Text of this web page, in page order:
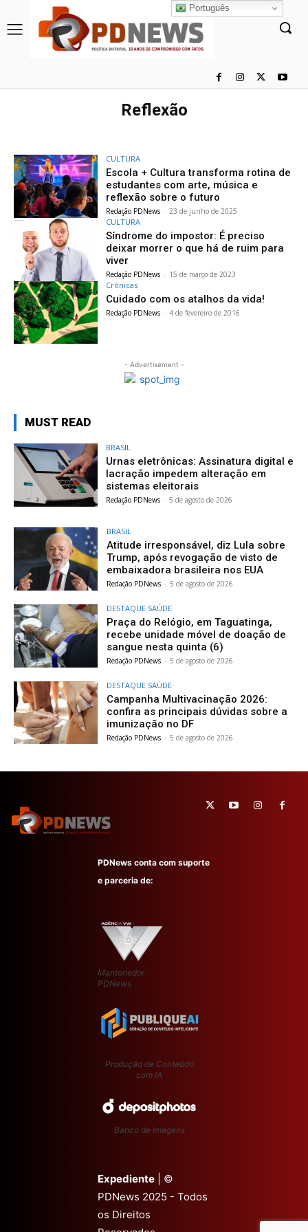
Reflexão
CULTURA
Escola + Cultura transforma rotina de
estudantes com arte, música e
reflexão sobre o futuro
Redação PDNews - 23 de junho de 2025
CULTURA
Síndrome do impostor: É preciso
deixar morrer o que há de ruim para
viver
Redação PDNews - 15 de março de 2023
Crônicas
Cuidado com os atalhos da vida!
Redação PDNews - 4 de fevereiro de 2016
- Advertisement -
MUST READ
BRASIL
Urnas eletrônicas: Assinatura digital e
lacração impedem alteração em
sistemas eleitorais
Redação PDNews - 5 de agosto de 2026
BRASIL
Atitude irresponsável, diz Lula sobre
Trump, após revogação de visto de
embaixadora brasileira nos EUA
Redação PDNews - 5 de agosto de 2026
DESTAQUE SAÚDE
Praça do Relógio, em Taguatinga,
recebe unidade móvel de doação de
sangue nesta quinta (6)
Redação PDNews - 5 de agosto de 2026
DESTAQUE SAÚDE
Campanha Multivacinação 2026:
confira as principais dúvidas sobre a
imunização no DF
Redação PDNews - 5 de agosto de 2026
PDNews conta com suporte
e parceria de:
Mantenedor
PDNews
Produção de Conteúdo
com IA
Banco de Imagens
Expediente | ©
PDNews 2025 - Todos
os Direitos
Português